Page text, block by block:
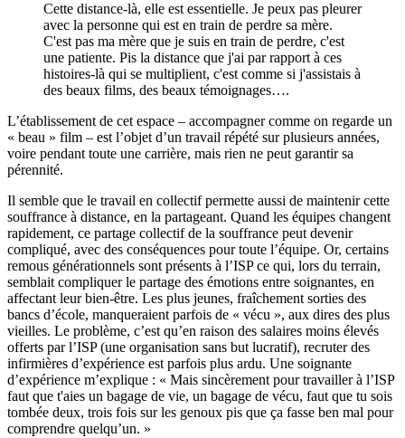
Cette distance-là, elle est essentielle. Je peux pas pleurer
avec la personne qui est en train de perdre sa mère.
C'est pas ma mère que je suis en train de perdre, c'est
une patiente. Pis la distance que j'ai par rapport à ces
histoires-là qui se multiplient, c'est comme si j'assistais à
des beaux films, des beaux témoignages….
L’établissement de cet espace – accompagner comme on regarde un
« beau » film – est l’objet d’un travail répété sur plusieurs années,
voire pendant toute une carrière, mais rien ne peut garantir sa
pérennité.
Il semble que le travail en collectif permette aussi de maintenir cette
souffrance à distance, en la partageant. Quand les équipes changent
rapidement, ce partage collectif de la souffrance peut devenir
compliqué, avec des conséquences pour toute l’équipe. Or, certains
remous générationnels sont présents à l’ISP ce qui, lors du terrain,
semblait compliquer le partage des émotions entre soignantes, en
affectant leur bien-être. Les plus jeunes, fraîchement sorties des
bancs d’école, manqueraient parfois de « vécu », aux dires des plus
vieilles. Le problème, c’est qu’en raison des salaires moins élevés
offerts par l’ISP (une organisation sans but lucratif), recruter des
infirmières d’expérience est parfois plus ardu. Une soignante
d’expérience m’explique : « Mais sincèrement pour travailler à l’ISP
faut que t'aies un bagage de vie, un bagage de vécu, faut que tu sois
tombée deux, trois fois sur les genoux pis que ça fasse ben mal pour
comprendre quelqu’un. »